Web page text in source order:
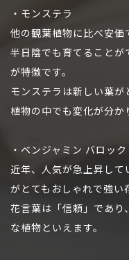
・モンステラ
他の観葉植物に比べ安価
半日陰でも育てることが
が特徴です。
モンステラは新しい葉
植物の中でも変化が分か
・ベンジャミン バロック
近年、人気が急上昇し
がとてもおしゃれで強い
花言葉は「信頼」であり
な植物といえます。